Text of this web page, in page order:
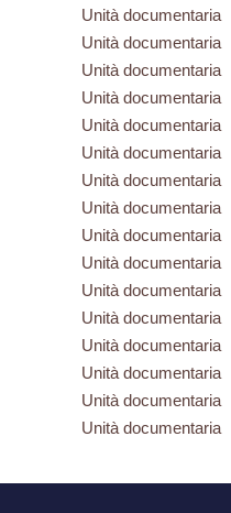
Unità documentaria
Unità documentaria
Unità documentaria
Unità documentaria
Unità documentaria
Unità documentaria
Unità documentaria
Unità documentaria
Unità documentaria
Unità documentaria
Unità documentaria
Unità documentaria
Unità documentaria
Unità documentaria
Unità documentaria
Unità documentaria